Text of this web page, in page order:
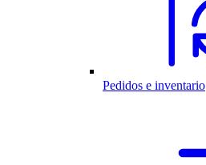
Pedidos e inventario